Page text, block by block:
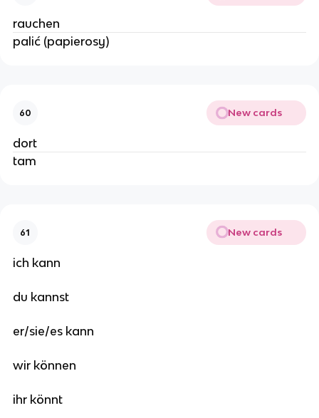
rauchen
palić (papierosy)
60 New cards
dort
tam
61 New cards
ich kann
du kannst
er/sie/es kann
wir können
ihr könnt